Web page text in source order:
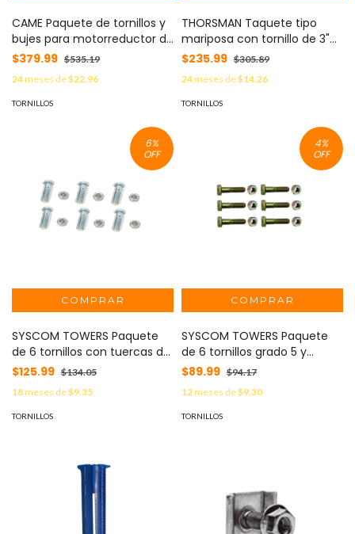
CAME Paquete de tornillos y
bujes para motorreductor de
GARD 4 MOD: 119-RIG207
$379.99 $535.19
24meses de$22.96
TORNILLOS
THORSMAN Taquete tipo
mariposa con tornillo de 3"
(25pzs) (2208-06025) TSP-
$235.99 $305.89
24meses de$14.26
TORNILLOS
6%
OFF
SYSCOM TOWERS Paquete
de 6 tornillos con tuercas de
acero inoxidable 1/4 x 1 1/4”.
MOD: TORN-TZ30G
$125.99 $134.05
18meses de$9.35
TORNILLOS
4%
OFF
SYSCOM TOWERS Paquete
de 6 tornillos grado 5 y
tuercas tropicalizadas 1/4 x
1-1/4". Para
STZ30/SCZ30/SCZ30P.
TORN-TZ30
$89.99 $94.17
12meses de$9.30
TORNILLOS